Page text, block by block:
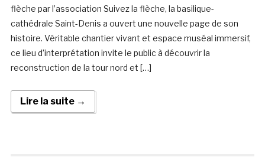
flèche par l’association Suivez la flèche, la basilique-
cathédrale Saint-Denis a ouvert une nouvelle page de son
histoire. Véritable chantier vivant et espace muséal immersif,
ce lieu d’interprétation invite le public à découvrir la
reconstruction de la tour nord et […]
Lire la suite →